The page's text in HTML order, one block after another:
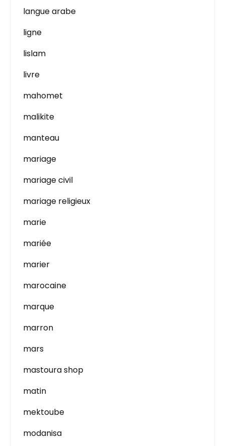
langue arabe
ligne
lislam
livre
mahomet
malikite
manteau
mariage
mariage civil
mariage religieux
marie
mariée
marier
marocaine
marque
marron
mars
mastoura shop
matin
mektoube
modanisa